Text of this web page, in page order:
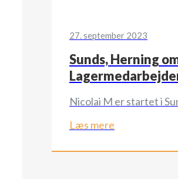
27. september 2023
Sunds, Herning
Nicolai M er startet i
Læs mere